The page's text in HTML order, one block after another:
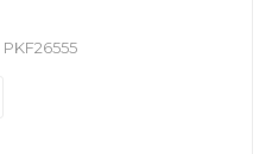
PKF26555